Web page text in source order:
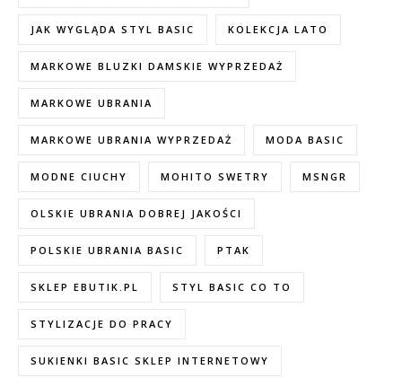
JAK WYGLĄDA STYL BASIC KOLEKCJA LATO
MARKOWE BLUZKI DAMSKIE WYPRZEDAŻ
MARKOWE UBRANIA
MARKOWE UBRANIA WYPRZEDAŻ MODA BASIC
MODNE CIUCHY MOHITO SWETRY MSNGR
OLSKIE UBRANIA DOBREJ JAKOŚCI
POLSKIE UBRANIA BASIC PTAK
SKLEP EBUTIK.PL STYL BASIC CO TO
STYLIZACJE DO PRACY
SUKIENKI BASIC SKLEP INTERNETOWY